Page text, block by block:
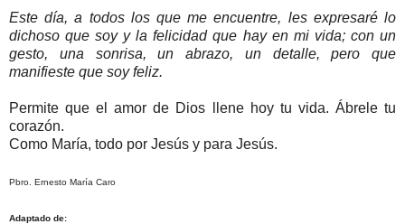
Este día, a todos los que me encuentre, les expresaré lo
dichoso que soy y la felicidad que hay en mi vida; con un
gesto, una sonrisa, un abrazo, un detalle, pero que
manifieste que soy feliz.
Permite que el amor de Dios llene hoy tu vida. Ábrele tu
corazón.
Como María, todo por Jesús y para Jesús.
Pbro. Ernesto María Caro
Adaptado de: